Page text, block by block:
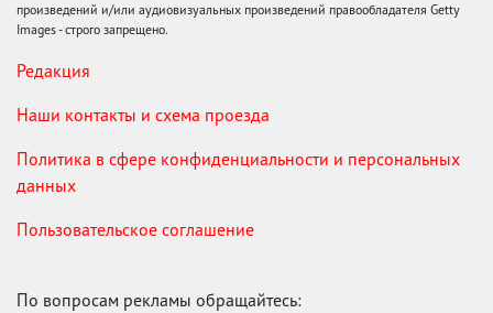
произведений и/или аудиовизуальных произведений правообладателя Getty
Images - строго запрещено.
Редакция
Наши контакты и схема проезда
Политика в сфере конфиденциальности и персональных
данных
Пользовательское соглашение
По вопросам рекламы обращайтесь: